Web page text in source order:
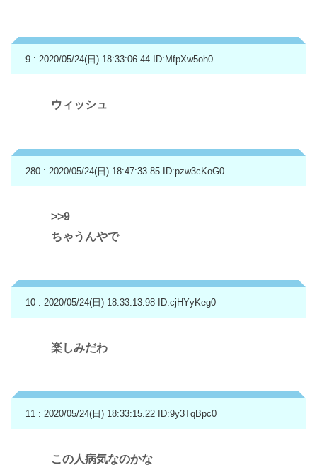
9 : 2020/05/24(日) 18:33:06.44 ID:MfpXw5oh0
ウィッシュ
280 : 2020/05/24(日) 18:47:33.85 ID:pzw3cKoG0
>>9
ちゃうんやで
10 : 2020/05/24(日) 18:33:13.98 ID:cjHYyKeg0
楽しみだわ
11 : 2020/05/24(日) 18:33:15.22 ID:9y3TqBpc0
この人病気なのかな